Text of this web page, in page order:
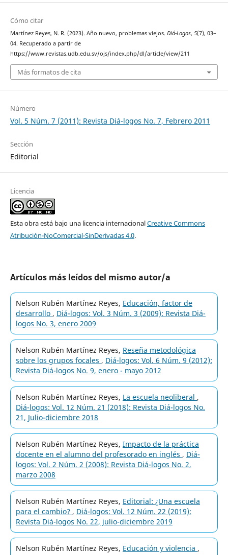
Cómo citar
Martínez Reyes, N. R. (2023). Año nuevo, problemas viejos. Diá-Logos, 5(7), 03–
04. Recuperado a partir de
https://www.revistas.udb.edu.sv/ojs/index.php/dl/article/view/211
Más formatos de cita
Número
Vol. 5 Núm. 7 (2011): Revista Diá-logos No. 7, Febrero 2011
Sección
Editorial
Licencia
Esta obra está bajo una licencia internacionalCreative Commons
Atribución-NoComercial-SinDerivadas 4.0.
Artículos más leídos del mismo autor/a
Nelson Rubén Martínez Reyes, Educación, factor de
desarrollo , Diá-logos: Vol. 3 Núm. 3 (2009): Revista Diá-
logos No. 3, enero 2009
Nelson Rubén Martínez Reyes, Reseña metodológica
sobre los grupos focales , Diá-logos: Vol. 6 Núm. 9 (2012):
Revista Diá-logos No. 9, enero - mayo 2012
Nelson Rubén Martínez Reyes, La escuela neoliberal ,
Diá-logos: Vol. 12 Núm. 21 (2018): Revista Diá-logos No.
21, Julio-diciembre 2018
Nelson Rubén Martínez Reyes, Impacto de la práctica
docente en el alumno del profesorado en inglés , Diá-
logos: Vol. 2 Núm. 2 (2008): Revista Diá-logos No. 2,
marzo 2008
Nelson Rubén Martínez Reyes, Editorial: ¿Una escuela
para el cambio? , Diá-logos: Vol. 12 Núm. 22 (2019):
Revista Diá-logos No. 22, julio-diciembre 2019
Nelson Rubén Martínez Reyes, Educación y violencia ,